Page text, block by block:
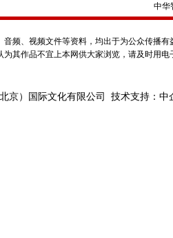
中华
频、视频文件等资料，均出于为公众传播
其作品不宜上本网供大家浏览，请及时用
京）国际文化有限公司 技术支持：